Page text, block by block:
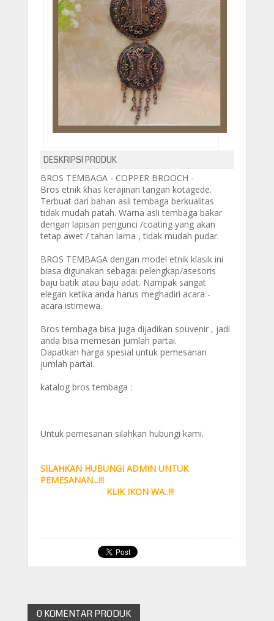
DESKRIPSI PRODUK
BROS TEMBAGA - COPPER BROOCH -
Bros etnik khas kerajinan tangan kotagede.
Terbuat dari bahan asli tembaga berkualitas
tidak mudah patah. Warna asli tembaga bakar
dengan lapisan pengunci /coating yang akan
tetap awet / tahan lama , tidak mudah pudar.
BROS TEMBAGA dengan model etnik klasik ini
biasa digunakan sebagai pelengkap/asesoris
baju batik atau baju adat. Nampak sangat
elegan ketika anda harus meghadiri acara -
acara istimewa.
Bros tembaga bisa juga dijadikan souvenir , jadi
anda bisa memesan jumlah partai.
Dapatkan harga spesial untuk pemesanan
jumlah partai.
katalog bros tembaga :
Untuk pemesanan silahkan hubungi kami.
SILAHKAN HUBUNGI ADMIN UNTUK
PEMESANAN...!!!
KLIK IKON WA..!!!
0 KOMENTAR PRODUK